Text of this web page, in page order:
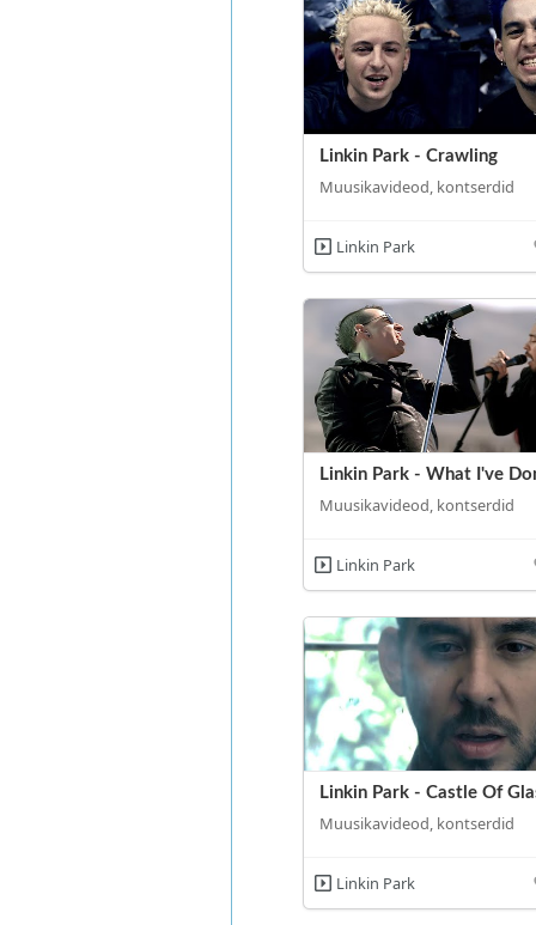
Linkin Park - Crawling
Muusikavideod, kontserdid
Linkin Park
Linkin Park - What I've
Muusikavideod, kontserdid
Linkin Park
Linkin Park - Castle Of
Muusikavideod, kontserdid
Linkin Park